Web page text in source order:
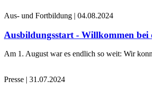
Aus- und Fortbildung | 04.08.2024
Ausbildungsstart - Willkommen bei
Am 1. August war es endlich so weit: Wir
Presse | 31.07.2024